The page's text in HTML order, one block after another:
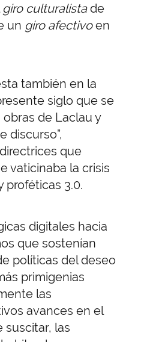
giro culturalistade
un giro afectivoen
también en la
siglo que se
de Laclau y
discurso”,
que
vaticinaba la crisis
proféticas 3.0.
digitales hacia
que sostenían
políticas del deseo
primigenias
las
avances en el
suscitar, las